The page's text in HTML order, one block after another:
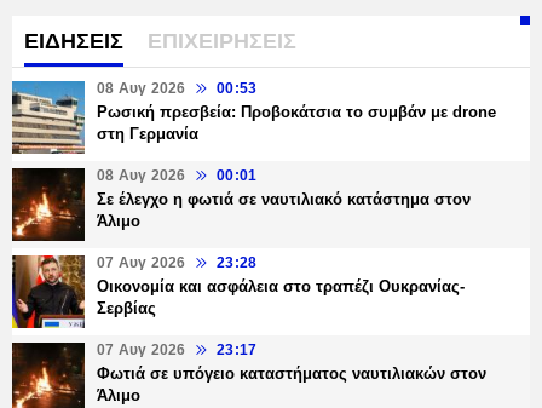
ΕΙΔΗΣΕΙΣ ΕΠΙΧΕΙΡΗΣΕΙΣ
08 Αυγ 2026 00:53
Ρωσική πρεσβεία: Προβοκάτσια το συμβάν με drone
στη Γερμανία
08 Αυγ 2026 00:01
Σε έλεγχο η φωτιά σε ναυτιλιακό κατάστημα στον
Άλιμο
07 Αυγ 2026 23:28
Οικονομία και ασφάλεια στο τραπέζι Ουκρανίας-
Σερβίας
07 Αυγ 2026 23:17
Φωτιά σε υπόγειο καταστήματος ναυτιλιακών στον
Άλιμο